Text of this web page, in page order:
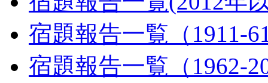
宿題報告一覧（1911-
宿題報告一覧（1962-